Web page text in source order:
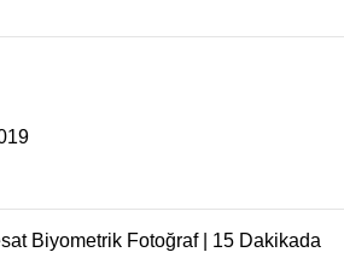
Biyometrik Fotoğraf | 15 Dakikada